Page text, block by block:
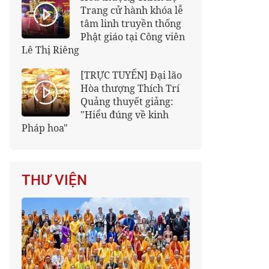
Trang cử hành khóa lễ
tâm linh truyền thống
Phật giáo tại Công viên
Lê Thị Riêng
[TRỰC TUYẾN] Đại lão
Hòa thượng Thích Trí
Quảng thuyết giảng:
"Hiểu đúng về kinh
Pháp hoa"
THƯ VIỆN